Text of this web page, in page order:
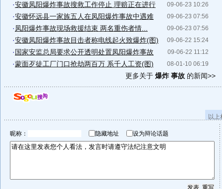
09-06-23 10:26
·安徽凤阳爆炸事故搜救工作停止 理赔正在进行
09-06-23 07:56
·安徽怀远县一家族五人在凤阳爆炸事故中遇难
09-06-23 07:56
· 凤阳爆炸事故现场救援结束 两名重伤者情...
09-06-22 15:24
·安徽凤阳爆炸事故目击者称电线起火致爆炸(图)
09-06-22 11:12
· 国家安监总局要求公开透明处置凤阳爆炸事故
08-01-10 06:19
·蒙面歹徒工厂门口抢劫两百万 系千人工资(图)
更多关于 爆炸 事故 的新闻>>
以
昵称： 隐藏地址 设为辩论话题